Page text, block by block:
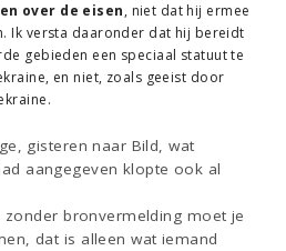
over de eisen, niet dat hij ermee
Ik versta daaronder dat hij bereidt
gebieden een speciaal statuut te
en niet, zoals geeist door
gisteren naar Bild, wat
aangegeven klopte ook al
bronvermelding moet je
dat is alleen wat iemand